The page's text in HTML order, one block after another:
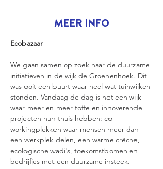
MEER INFO
Ecobazaar
We gaan samen op zoek naar de duurzame
initiatieven in de wijk de Groenenhoek. Dit
was ooit een buurt waar heel wat tuinwijken
stonden. Vandaag de dag is het een wijk
waar meer en meer toffe en innoverende
projecten hun thuis hebben: co-
workingplekken waar mensen meer dan
een werkplek delen, een warme crêche,
ecologische wadi's, toekomstbomen en
bedrijfjes met een duurzame insteek.